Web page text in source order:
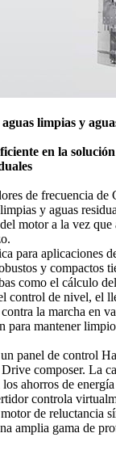
limpias y
en la
de frecuencia de
y aguas
motor a la vez que
para aplicaciones
y compactos
como el cálculo
control de nivel, el
la marcha en
para mantener
un panel de control
composer. La
ahorros de
controla
de reluctancia
amplia gama de